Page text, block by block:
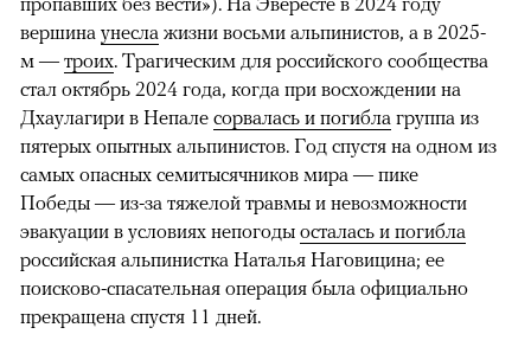
вершина унесла жизни восьми альпинистов, а в 2025-
м — троих. Трагическим для российского сообщества
стал октябрь 2024 года, когда при восхождении на
Дхаулагири в Непале сорвалась и погибла группа из
пятерых опытных альпинистов. Год спустя на одном из
самых опасных семитысячников мира — пике
Победы — из-за тяжелой травмы и невозможности
эвакуации в условиях непогоды осталась и погибла
российская альпинистка Наталья Наговицина; ее
поисково-спасательная операция была официально
прекращена спустя 11 дней.